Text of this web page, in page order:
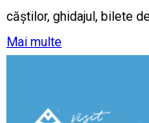
căștilor, ghidajul, bilete
Mai multe